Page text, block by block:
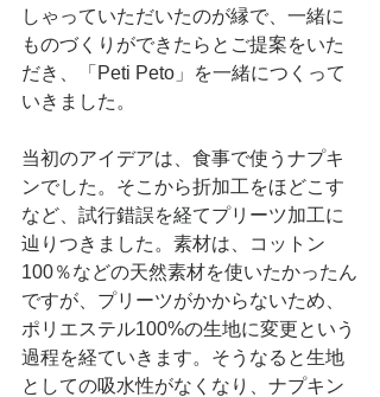
しゃっていただいたのが縁で、一緒に
ものづくりができたらとご提案をいた
だき、「Peti Peto」を一緒につくって
いきました。
当初のアイデアは、食事で使うナプキ
ンでした。そこから折加工をほどこす
など、試行錯誤を経てプリーツ加工に
辿りつきました。素材は、コットン
100％などの天然素材を使いたかったん
ですが、プリーツがかからないため、
ポリエステル100%の生地に変更という
過程を経ていきます。そうなると生地
としての吸水性がなくなり、ナプキン